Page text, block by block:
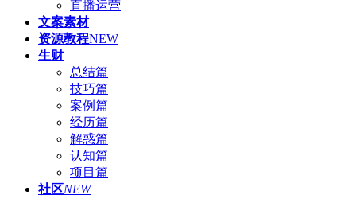
直播运营
文案素材
资源教程NEW
生财
总结篇
技巧篇
案例篇
经历篇
解惑篇
认知篇
项目篇
社区NEW